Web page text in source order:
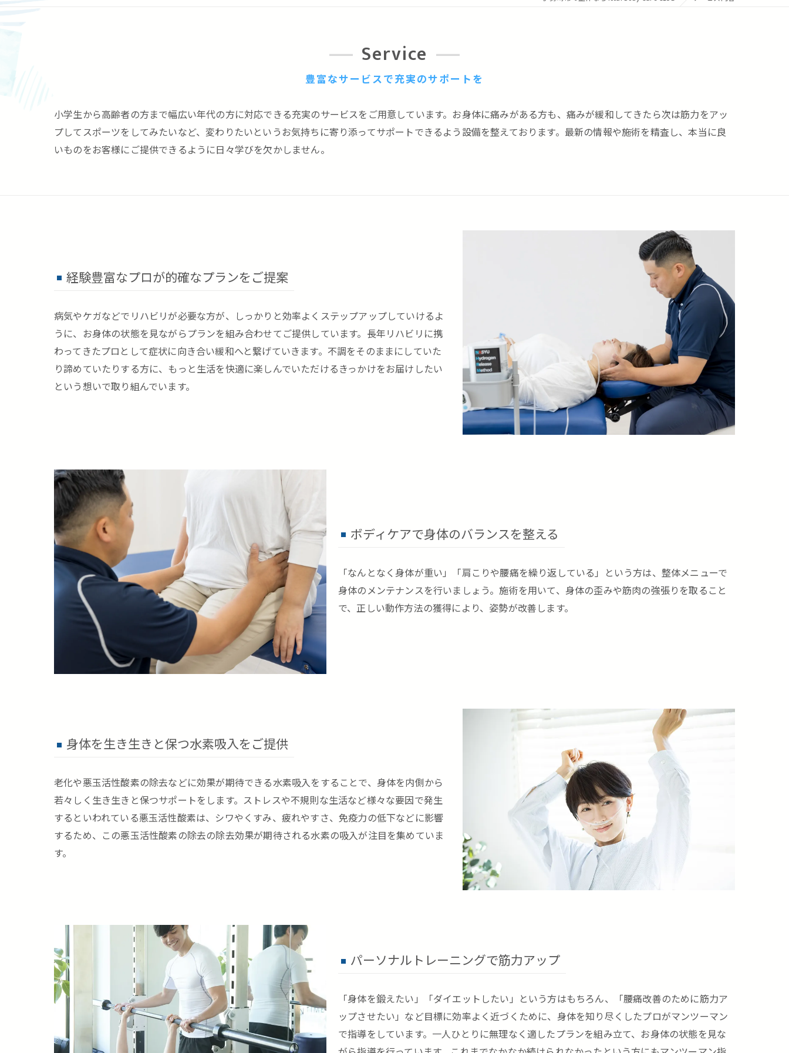
豊富なサービスで充実のサポートを
Service
小学生から高齢者の方まで幅広い年代の方に対応できる充実のサービスをご用意しています。お身体に痛みがある方も、痛みが緩和してきたら次は筋力をアッ
プしてスポーツをしてみたいなど、変わりたいというお気持ちに寄り添ってサポートできるよう設備を整えております。最新の情報や施術を精査し、本当に良
いものをお客様にご提供できるように日々学びを欠かしません。
経験豊富なプロが的確なプランをご提案
病気やケガなどでリハビリが必要な方が、しっかりと効率よくステップアップしていけるよ
うに、お身体の状態を見ながらプランを組み合わせてご提供しています。長年リハビリに携
わってきたプロとして症状に向き合い緩和へと繋げていきます。不調をそのままにしていた
り諦めていたりする方に、もっと生活を快適に楽しんでいただけるきっかけをお届けしたい
という想いで取り組んでいます。
ボディケアで身体のバランスを整える
「なんとなく身体が重い」「肩こりや腰痛を繰り返している」という方は、整体メニューで
身体のメンテナンスを行いましょう。施術を用いて、身体の歪みや筋肉の強張りを取ること
で、正しい動作方法の獲得により、姿勢が改善します。
身体を生き生きと保つ水素吸入をご提供
老化や悪玉活性酸素の除去などに効果が期待できる水素吸入をすることで、身体を内側から
若々しく生き生きと保つサポートをします。ストレスや不規則な生活など様々な要因で発生
するといわれている悪玉活性酸素は、シワやくすみ、疲れやすさ、免疫力の低下などに影響
するため、この悪玉活性酸素の除去の除去効果が期待される水素の吸入が注目を集めていま
す。
パーソナルトレーニングで筋力アップ
「身体を鍛えたい」「ダイエットしたい」という方はもちろん、「腰痛改善のために筋力ア
ップさせたい」など目標に効率よく近づくために、身体を知り尽くしたプロがマンツーマン
で指導をしています。一人ひとりに無理なく適したプランを組み立て、お身体の状態を見な